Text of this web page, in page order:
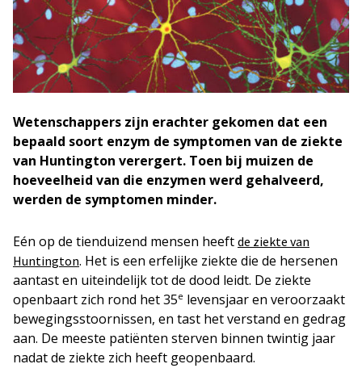
Wetenschappers zijn erachter gekomen dat een
bepaald soort enzym de symptomen van de ziekte
van Huntington verergert. Toen bij muizen de
hoeveelheid van die enzymen werd gehalveerd,
werden de symptomen minder.
Eén op de tienduizend mensen heeft de ziekte van
Huntington. Het is een erfelijke ziekte die de hersenen
aantast en uiteindelijk tot de dood leidt. De ziekte
openbaart zich rond het 35e levensjaar en veroorzaakt
bewegingsstoornissen, en tast het verstand en gedrag
aan. De meeste patiënten sterven binnen twintig jaar
nadat de ziekte zich heeft geopenbaard.